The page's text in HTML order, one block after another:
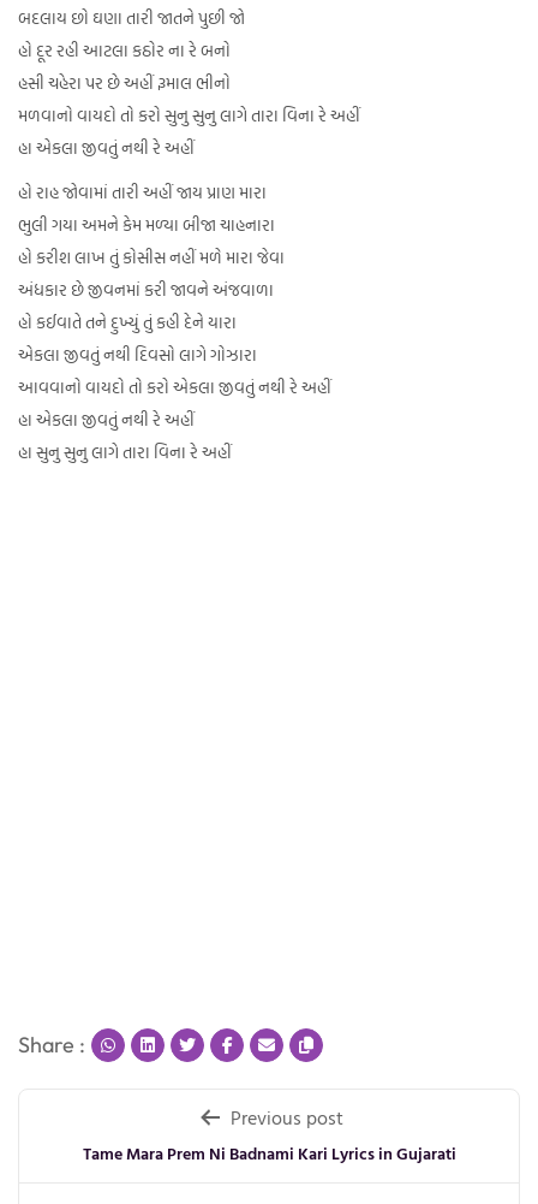
બદલાય છો ઘણા તારી જાતને પુછી જો
હો દૂર રહી આટલા કઠોર ના રે બનો
હસી ચહેરા પર છે અહીં રૂમાલ ભીનો
મળવાનો વાયદો તો કરો સુનુ સુનુ લાગે તારા વિના રે અહીં
હા એકલા જીવતું નથી રે અહીં
હો રાહ જોવામાં તારી અહીં જાય પ્રાણ મારા
ભુલી ગયા અમને કેમ મળ્યા બીજા ચાહનારા
હો કરીશ લાખ તું કોસીસ નહીં મળે મારા જેવા
અંધકાર છે જીવનમાં કરી જાવને અંજવાળા
હો કઈવાતે તને દુખ્યું તું કહી દેને યારા
એકલા જીવતું નથી દિવસો લાગે ગોઝારા
આવવાનો વાયદો તો કરો એકલા જીવતું નથી રે અહીં
હા એકલા જીવતું નથી રે અહીં
હા સુનુ સુનુ લાગે તારા વિના રે અહીં
Share :
navigation
Previous post
Tame Mara Prem Ni Badnami Kari Lyrics in Gujarati